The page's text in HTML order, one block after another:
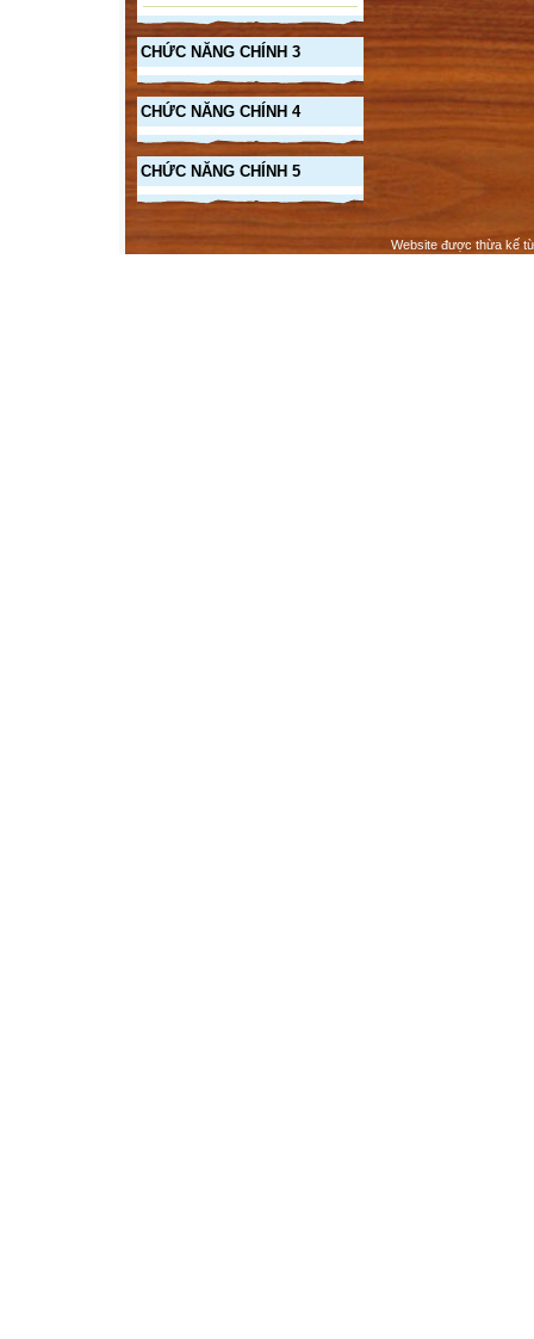
CHỨC NĂNG CHÍNH 3
CHỨC NĂNG CHÍNH 4
CHỨC NĂNG CHÍNH 5
Website được thừa kế